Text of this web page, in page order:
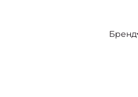
Бренд